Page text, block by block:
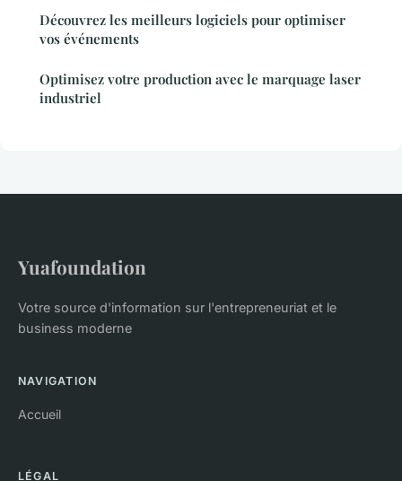
Découvrez les meilleurs logiciels pour optimiser
vos événements
Optimisez votre production avec le marquage laser
industriel
Yuafoundation
Votre source d'information sur l'entrepreneuriat et le
business moderne
NAVIGATION
Accueil
LÉGAL